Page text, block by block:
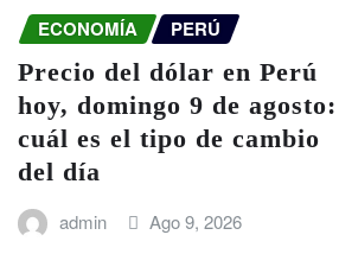
ECONOMÍA PERÚ
Precio del dólar en Perú
hoy, domingo 9 de agosto:
cuál es el tipo de cambio
del día
admin Ago 9, 2026